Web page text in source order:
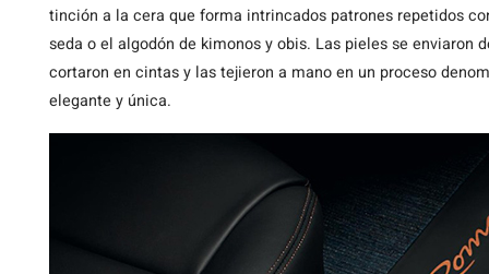
tinción a la cera que forma intrincados patrones repetidos
seda o el algodón de kimonos y obis. Las pieles se enviaron
cortaron en cintas y las tejieron a mano en un proceso
elegante y única.